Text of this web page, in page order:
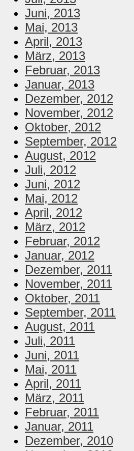
Juni, 2013
Mai, 2013
April, 2013
März, 2013
Februar, 2013
Januar, 2013
Dezember, 2012
November, 2012
Oktober, 2012
September, 2012
August, 2012
Juli, 2012
Juni, 2012
Mai, 2012
April, 2012
März, 2012
Februar, 2012
Januar, 2012
Dezember, 2011
November, 2011
Oktober, 2011
September, 2011
August, 2011
Juli, 2011
Juni, 2011
Mai, 2011
April, 2011
März, 2011
Februar, 2011
Januar, 2011
Dezember, 2010